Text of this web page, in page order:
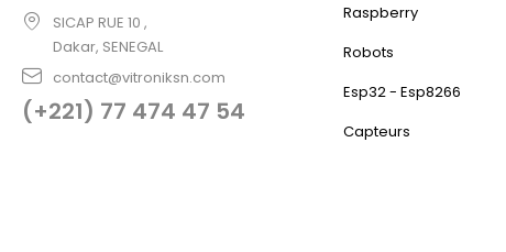
SICAP RUE 10 ,
Dakar, SENEGAL
contact@vitroniksn.com
(+221) 77 474 47 54
Raspberry
Robots
Esp32 - Esp8266
Capteurs